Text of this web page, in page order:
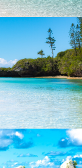
NEW CALEDO
NEW CALEDO